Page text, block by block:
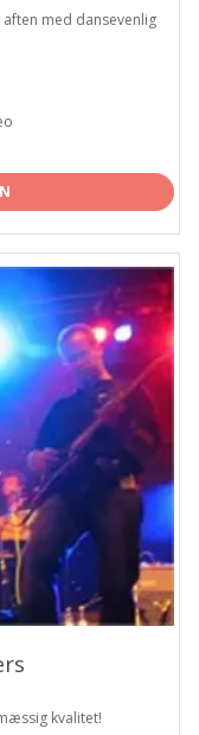
med dansevenlig
kvalitet!